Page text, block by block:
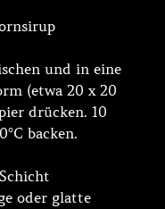
und in eine
(etwa 20 x 20
drücken. 10
backen.
oder glatte